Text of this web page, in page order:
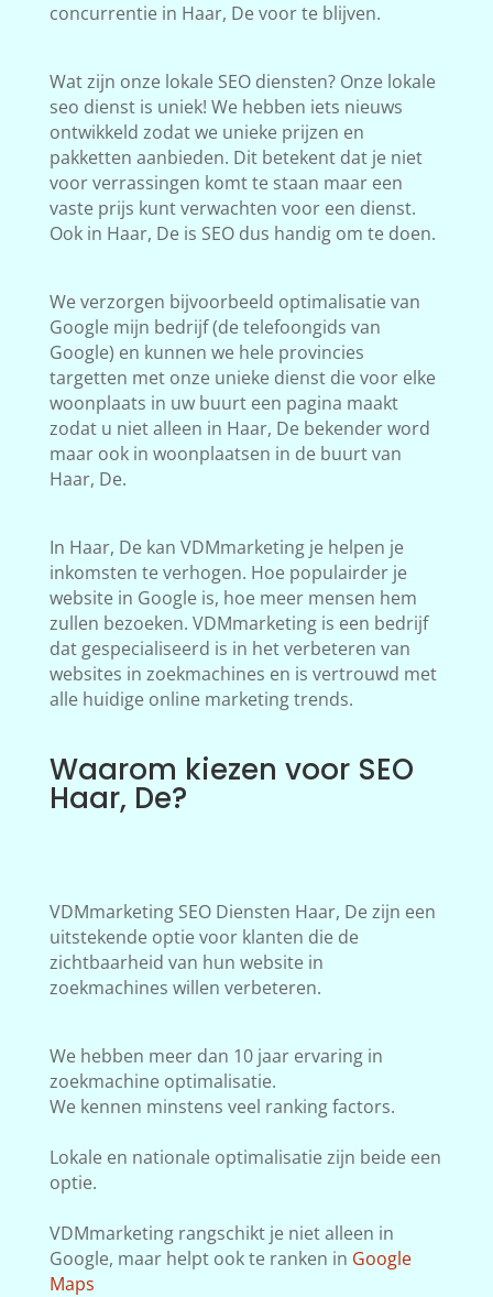
concurrentie in Haar, De voor te blijven.
Wat zijn onze lokale SEO diensten? Onze lokale
seo dienst is uniek! We hebben iets nieuws
ontwikkeld zodat we unieke prijzen en
pakketten aanbieden. Dit betekent dat je niet
voor verrassingen komt te staan maar een
vaste prijs kunt verwachten voor een dienst.
Ook in Haar, De is SEO dus handig om te doen.
We verzorgen bijvoorbeeld optimalisatie van
Google mijn bedrijf (de telefoongids van
Google) en kunnen we hele provincies
targetten met onze unieke dienst die voor elke
woonplaats in uw buurt een pagina maakt
zodat u niet alleen in Haar, De bekender word
maar ook in woonplaatsen in de buurt van
Haar, De.
In Haar, De kan VDMmarketing je helpen je
inkomsten te verhogen. Hoe populairder je
website in Google is, hoe meer mensen hem
zullen bezoeken. VDMmarketing is een bedrijf
dat gespecialiseerd is in het verbeteren van
websites in zoekmachines en is vertrouwd met
alle huidige online marketing trends.
Waarom kiezen voor SEO
Haar, De?
VDMmarketing SEO Diensten Haar, De zijn een
uitstekende optie voor klanten die de
zichtbaarheid van hun website in
zoekmachines willen verbeteren.
We hebben meer dan 10 jaar ervaring in
zoekmachine optimalisatie.
We kennen minstens veel ranking factors.
Lokale en nationale optimalisatie zijn beide een
optie.
VDMmarketing rangschikt je niet alleen in
Google, maar helpt ook te ranken in Google
Maps